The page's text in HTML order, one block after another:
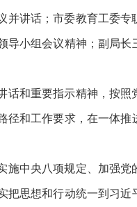
讲话；市委教育工委
小组会议精神；副局长
和重要指示精神，按
和工作要求，在一体
中央八项规定、加强
思想和行动统一到习